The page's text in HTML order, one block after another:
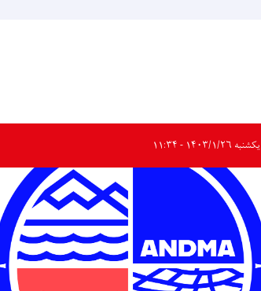
یکشنبه ۱۴۰۳/۱/۲۶ - ۱۱:۳۴